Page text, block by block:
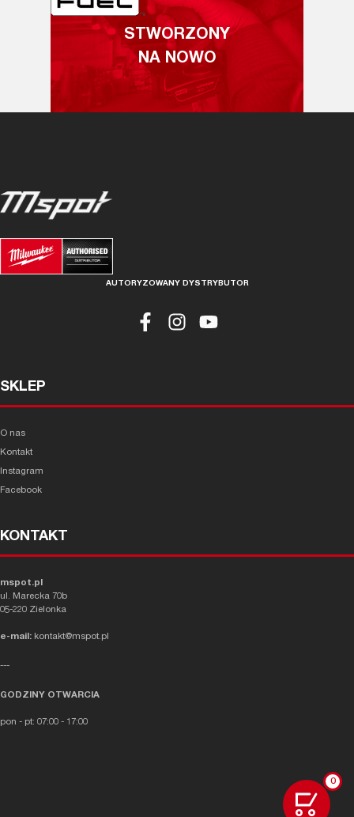
0
STWORZONY
NA NOWO
AUTORYZOWANY DYSTRYBUTOR
SKLEP
O nas
Kontakt
Instagram
Facebook
KONTAKT
mspot.pl
ul. Marecka 70b
05-220 Zielonka
e-mail: kontakt@mspot.pl
---
GODZINY OTWARCIA
pon - pt: 07:00 - 17:00